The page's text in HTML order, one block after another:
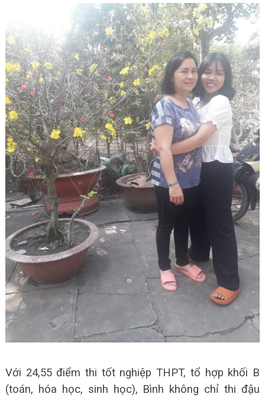
Với 24,55 điểm thi tốt nghiệp THPT, tổ hợp khối B
(toán, hóa học, sinh học), Bình không chỉ thi đậu